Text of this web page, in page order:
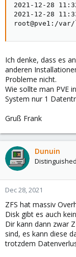
2021-12-28
2021-12-28
root@pve1:/var/
Ich denke, dass es
anderen
Probleme nicht.
Wie sollte man PVE
System nur 1
Gruß Frank
Dunuin
Dec 28, 2021
ZFS hat massiv
Disk gibt es auch
Dir kann dann zwar
sind, es kann diese
trotzdem